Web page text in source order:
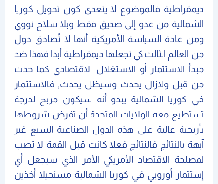
ديمقراطية فالموضوع لا يتعدى كون تحويل كوريا
الشمالية من عدو إلى صديق فقط وبلا سلاح نووي
ومن عادة السياسة الأمريكية أنها لا تُصادق دول
من العالم الثالث كي تجعلها ديمقراطية أبدا فهذا ضد
مبدأ الاستثمار أو الاستغلال الاقتصادي كما حدث
من قبل ولازال يحدث وسيظل يحدث, فالاستثمار
في كوريا الشمالية يبدو أنه سيكون مربح لدرجة
تستطيع معه الولايات المتحدة أن تفرض شروطها
بأريحية عالية على هذه الدول الصناعية السبع غير
آبهة بالنتائج فالنتائج فعلا كانت قبل القمة لا تصب
لمصلحة الاقتصاد الأمريكي الأمر الذي سيجعل أي
إستثمار أوروبي في كوريا الشمالية مستحيلا أخذين